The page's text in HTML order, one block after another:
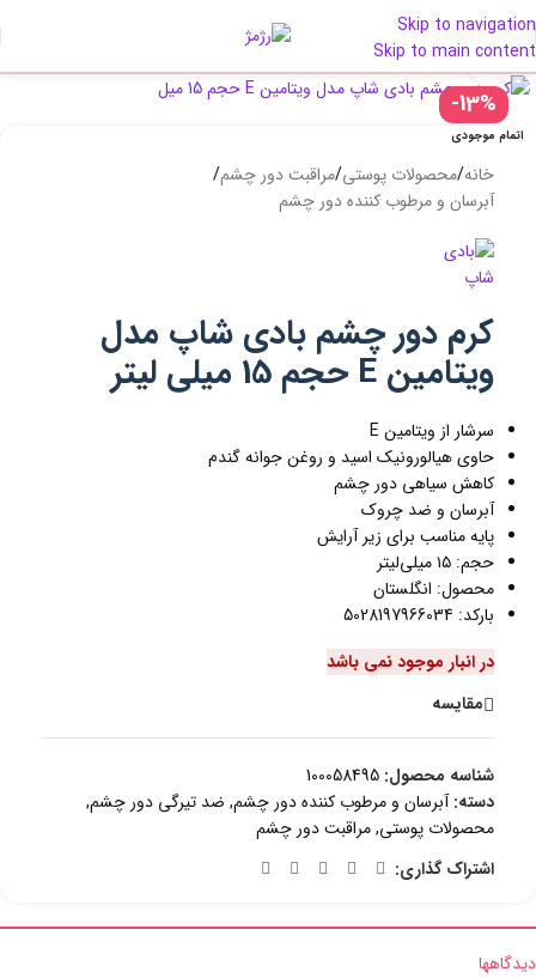
Skip to navigation
Skip to main content
-13%
اتمام موجودی
بزرگنمایی تصویر
خانه/محصولات پوستی/مراقبت دور چشم/
آبرسان و مرطوب کننده دور چشم
کرم دور چشم بادی شاپ مدل
ویتامین E حجم 15 میلی لیتر
سرشار از ویتامین E
حاوی هیالورونیک اسید و روغن جوانه گندم
کاهش سیاهی دور چشم
آبرسان و ضد چروک
پایه مناسب برای زیر آرایش
حجم: ۱۵ میلی‌لیتر
محصول: انگلستان
بارکد: 5028197966034
در انبار موجود نمی باشد
مقایسه
شناسه محصول: 100058495
دسته: آبرسان و مرطوب کننده دور چشم, ضد تیرگی دور چشم,
محصولات پوستی,مراقبت دور چشم
اشتراک گذاری:
دیدگاهها